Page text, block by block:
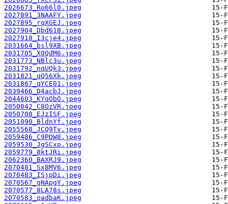
2026673_Ro66l0.jpeg
2027891_3NAAFY.jpeg
2027895_rqXGEJ.jpeg
2027904_Dbd618.jpeg
2027918_I3cje4.jpeg
2031664_bsl9XB.jpeg
2031705_X0QdM6.jpeg
2031773_NBlc3u.jpeg
2031792_nqUQk3.jpeg
2031821_qQ56Xk.jpeg
2031867_qYCE01.jpeg
2039466_D4acbJ.jpeg
2044603_KYqObO.jpeg
2050042_C8OzVR.jpeg
2050708_EJzISF.jpeg
2051090_BldnYf.jpeg
2055568_JCQ9Tv.jpeg
2059486_C9PDW8.jpeg
2059530_JgSCxp.jpeg
2059779_8ktJRi.jpeg
2062360_BAXRJ9.jpeg
2070481_Sx8MV6.jpeg
2070483_ISjpDi.jpeg
2070567_gNApgY.jpeg
2070577_8LA78s.jpeg
2070583_oadbaK.jpeg